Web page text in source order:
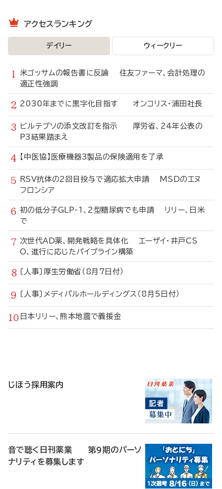
アクセスランキング
デイリー ウィークリー
米ゴッサムの報告書に反論 住友ファーマ、会計処理の
適正性強調
2030年までに黒字化目指す オンコリス・浦田社長
ビルテプソの添文改訂を指示 厚労省、24年公表の
P3結果踏まえ
【中医協】医療機器3製品の保険適用を了承
RSV抗体の2回目投与で適応拡大申請 MSDのエヌ
フロンシア
初の低分子GLP-1、2型糖尿病でも申請 リリー、日米
で
次世代AD薬、開発戦略を具体化 エーザイ・井戸CS
O、進行に応じたパイプライン構築
〔人事〕厚生労働省（8月7日付）
〔人事〕メディパルホールディングス（8月5日付）
日本リリー、熊本地震で義援金
じほう採用案内
音で聴く日刊薬業 第9期のパーソ
ナリティを募集します